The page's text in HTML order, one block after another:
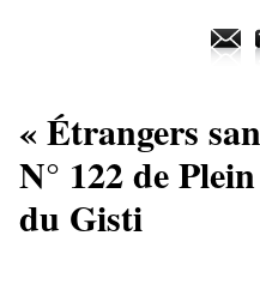
« Étrangers
N° 122 de
du Gisti